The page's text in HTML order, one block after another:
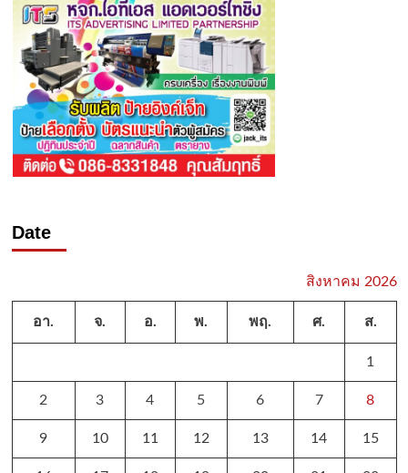
Date
สิงหาคม 2026
อา. จ. อ. พ. พฤ. ศ. ส.
1
2 3 4 5 6 7 8
9 10 11 12 13 14 15